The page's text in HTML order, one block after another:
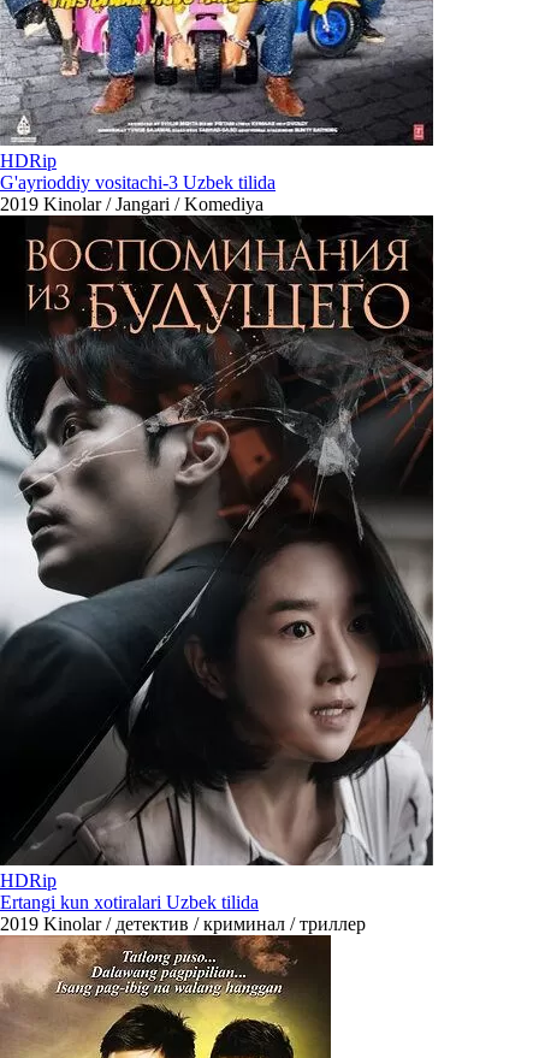
HDRip
G'ayrioddiy vositachi-3 Uzbek tilida
2019 Kinolar / Jangari / Komediya
HDRip
Ertangi kun xotiralari Uzbek tilida
2019 Kinolar / детектив / криминал / триллер